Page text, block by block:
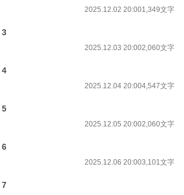
2025.12.02 20:001,349文字
3
2025.12.03 20:002,060文字
4
2025.12.04 20:004,547文字
5
2025.12.05 20:002,060文字
6
2025.12.06 20:003,101文字
7